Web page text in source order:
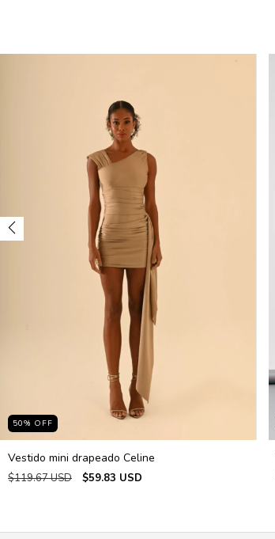
50% OFF
Vestido mini drapeado Celine
$119.67 USD $59.83 USD